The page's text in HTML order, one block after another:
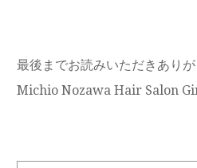
最後までお読みいただきありが
Michio Nozawa Hair Salon